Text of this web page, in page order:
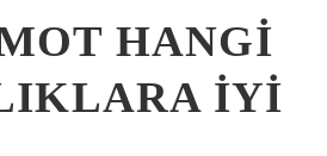
HANGI
IYI